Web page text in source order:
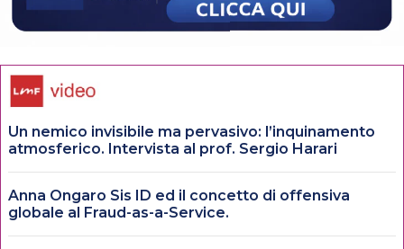
Un nemico invisibile ma pervasivo: l’inquinamento
atmosferico. Intervista al prof. Sergio Harari
Anna Ongaro Sis ID ed il concetto di offensiva
globale al Fraud-as-a-Service.